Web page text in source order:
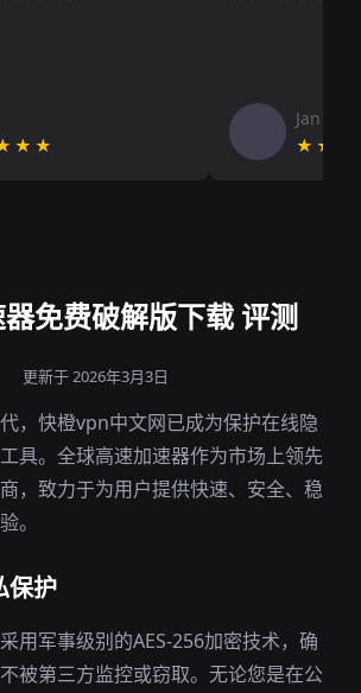
Jan V
免费破解版下载 评测
更新于 2026年3月3日
，快橙vpn中文网已成为保护在线隐
具。全球高速加速器作为市场上领先
，致力于为用户提供快速、安全、稳
。
保护
用军事级别的AES-256加密技术，确
被第三方监控或窃取。无论您是在公